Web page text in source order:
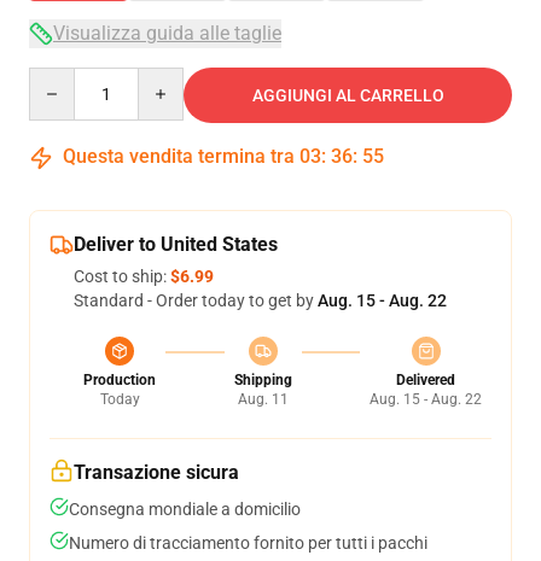
Visualizza guida alle taglie
AGGIUNGI AL CARRELLO
Questa vendita termina tra 03: 36: 54
Deliver to United States
Cost to ship:$6.99
Standard - Order today to get byAug. 15 - Aug. 22
Production
Today
Shipping
Aug. 11
Delivered
Aug. 15 - Aug. 22
Transazione sicura
Consegna mondiale a domicilio
Numero di tracciamento fornito per tutti i pacchi